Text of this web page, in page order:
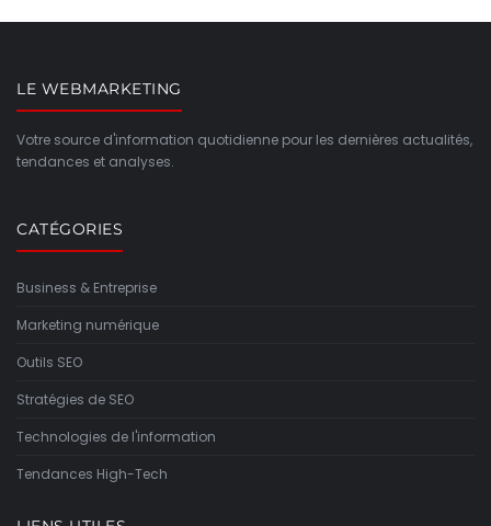
LE WEBMARKETING
Votre source d'information quotidienne pour les dernières actualités,
tendances et analyses.
CATÉGORIES
Business & Entreprise
Marketing numérique
Outils SEO
Stratégies de SEO
Technologies de l'information
Tendances High-Tech